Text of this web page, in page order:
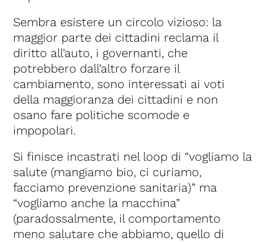
Sembra esistere un circolo vizioso: la
maggior parte dei cittadini reclama il
diritto all’auto, i governanti, che
potrebbero dall’altro forzare il
cambiamento, sono interessati ai voti
della maggioranza dei cittadini e non
osano fare politiche scomode e
impopolari.
Si finisce incastrati nel loop di “vogliamo la
salute (mangiamo bio, ci curiamo,
facciamo prevenzione sanitaria)” ma
“vogliamo anche la macchina”
(paradossalmente, il comportamento
meno salutare che abbiamo, quello di